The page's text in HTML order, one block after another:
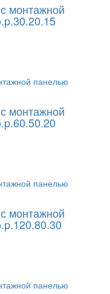
монтажной
монтажной
монтажной